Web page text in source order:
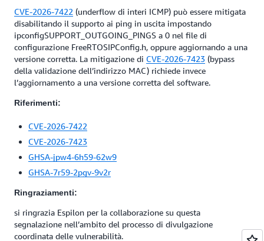
CVE-2026-7422 (underflow di interi ICMP) può essere mitigata
disabilitando il supporto ai ping in uscita impostando
ipconfigSUPPORT_OUTGOING_PINGS a 0 nel file di
configurazione FreeRTOSIPConfig.h, oppure aggiornando a una
versione corretta. La mitigazione di CVE-2026-7423 (bypass
della validazione dell’indirizzo MAC) richiede invece
l’aggiornamento a una versione corretta del software.
Riferimenti:
CVE-2026-7422
CVE-2026-7423
GHSA-jpw4-6h59-62w9
GHSA-7r59-2pgv-9v2r
Ringraziamenti:
si ringrazia Espilon per la collaborazione su questa
segnalazione nell’ambito del processo di divulgazione
coordinata delle vulnerabilità.